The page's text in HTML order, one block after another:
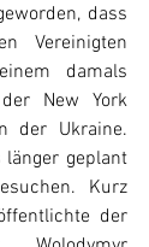
dass
Vereinigten
damals
New York
der Ukraine.
geplant
Kurz
der